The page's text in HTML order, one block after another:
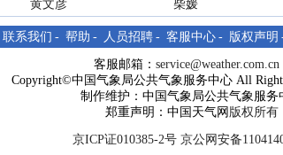
黄文彦 柴媛
联系我们 - 帮助 - 人员招聘 - 客服中心 - 版权声明
客服邮箱： service@weather.com.cn
Copyright©中国气象局公共气象服务中心 All
制作维护：中国气象局公共气象服
郑重声明：中国天气网 版权所有
京ICP证010385-2号 京公网安备